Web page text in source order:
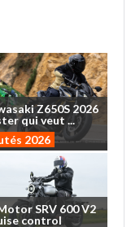
Z650S 2026
quiveut ...
2026
SRV 600V2
control